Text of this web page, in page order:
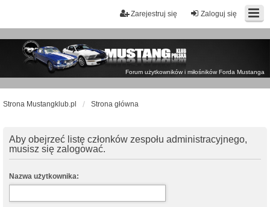
Zaloguj się
Zarejestruj się
Forum użytkowników i miłośników Forda Mustanga
Strona Mustangklub.pl Strona główna
Aby obejrzeć listę członków zespołu administracyjnego,
musisz się zalogować.
Nazwa użytkownika: